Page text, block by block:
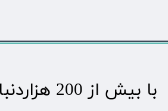
​با بیش از 200 هزاردنبال کننده محبوب ترین رسانه مردمی شهر مهاباد​​​​​​​​​​​​​​